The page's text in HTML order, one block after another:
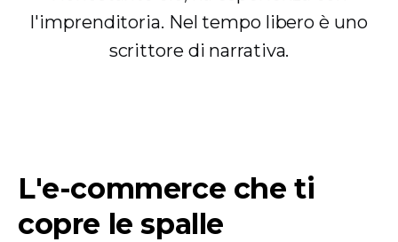
l'imprenditoria. Nel tempo libero è uno
scrittore di narrativa.
L'e-commerce che ti
copre le spalle